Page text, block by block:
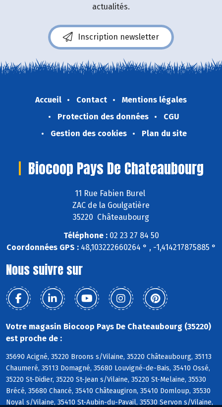
actualités.
Inscription newsletter
Accueil Contact
Mentions légales
Protection des données
CGU
Gestion des cookies
Plan du site
Biocoop Pays De Chateaubourg
11 Rue Fabien Burel
ZAC de la Goulgatière
35220 Châteaubourg
Téléphone :02 23 27 84 50
Coordonnées GPS :48,103222660264 ° , -1,414217875885 °
Nous suivre sur
Votre magasin Biocoop Pays De Chateaubourg (35220)
est proche de :
35690 Acigné, 35220 Broons s/Vilaine, 35220 Châteaubourg, 35113
Chaumeré, 35113 Domagné, 35680 Louvigné-de-Bais, 35410 Ossé,
35220 St-Didier, 35220 St-Jean s/Vilaine, 35220 St-Melaine, 35530
Brécé, 35680 Chancé, 35410 Châteaugiron, 35410 Domloup, 35530
Noyal s/Vilaine, 35410 St-Aubin-du-Pavail, 35530 Servon s/Vilaine,